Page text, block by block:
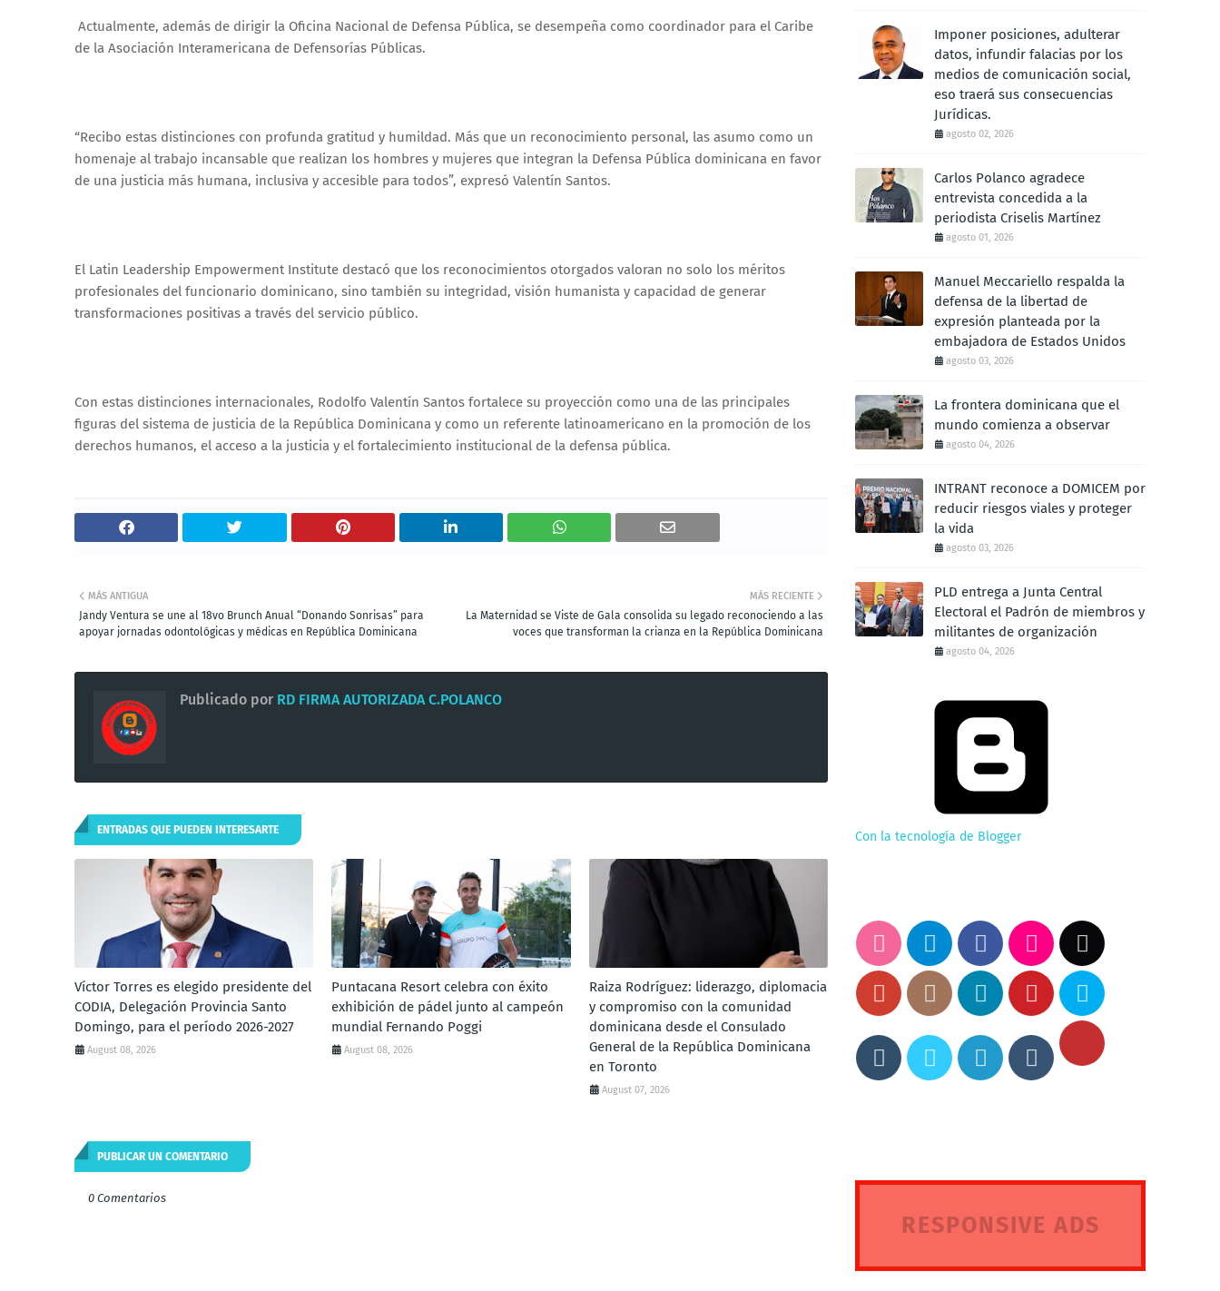
Actualmente, además de dirigir la Oficina Nacional de Defensa Pública, se desempeña como coordinador para el Caribe
de la Asociación Interamericana de Defensorías Públicas.
“Recibo estas distinciones con profunda gratitud y humildad. Más que un reconocimiento personal, las asumo como un
homenaje al trabajo incansable que realizan los hombres y mujeres que integran la Defensa Pública dominicana en favor
de una justicia más humana, inclusiva y accesible para todos”, expresó Valentín Santos.
El Latin Leadership Empowerment Institute destacó que los reconocimientos otorgados valoran no solo los méritos
profesionales del funcionario dominicano, sino también su integridad, visión humanista y capacidad de generar
transformaciones positivas a través del servicio público.
Con estas distinciones internacionales, Rodolfo Valentín Santos fortalece su proyección como una de las principales
figuras del sistema de justicia de la República Dominicana y como un referente latinoamericano en la promoción de los
derechos humanos, el acceso a la justicia y el fortalecimiento institucional de la defensa pública.
MÁS RECIENTE
La Maternidad se Viste de Gala consolida su legado reconociendo a las
voces que transforman la crianza en la República Dominicana
MÁS ANTIGUA
Jandy Ventura se une al 18vo Brunch Anual “Donando Sonrisas” para
apoyar jornadas odontológicas y médicas en República Dominicana
Publicado por RD FIRMA AUTORIZADA C.POLANCO
ENTRADAS QUE PUEDEN INTERESARTE
Víctor Torres es elegido presidente del
CODIA, Delegación Provincia Santo
Domingo, para el período 2026-2027
August 08, 2026
Puntacana Resort celebra con éxito
exhibición de pádel junto al campeón
mundial Fernando Poggi
August 08, 2026
Raiza Rodríguez: liderazgo, diplomacia
y compromiso con la comunidad
dominicana desde el Consulado
General de la República Dominicana
en Toronto
August 07, 2026
PUBLICAR UN COMENTARIO
0 Comentarios
Imponer posiciones, adulterar
datos, infundir falacias por los
medios de comunicación social,
eso traerá sus consecuencias
Jurídicas.
agosto 02, 2026
Carlos Polanco agradece
entrevista concedida a la
periodista Criselis Martínez
agosto 01, 2026
Manuel Meccariello respalda la
defensa de la libertad de
expresión planteada por la
embajadora de Estados Unidos
agosto 03, 2026
La frontera dominicana que el
mundo comienza a observar
agosto 04, 2026
INTRANT reconoce a DOMICEM por
reducir riesgos viales y proteger
la vida
agosto 03, 2026
PLD entrega a Junta Central
Electoral el Padrón de miembros y
militantes de organización
agosto 04, 2026
Con la tecnología de Blogger
RESPONSIVE ADS